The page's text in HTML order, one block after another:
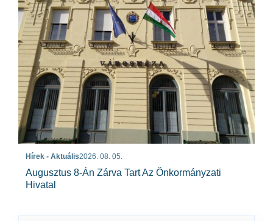
Hírek - Aktuális2026. 08. 05.
Augusztus 8-Án Zárva Tart Az Önkormányzati
Hivatal